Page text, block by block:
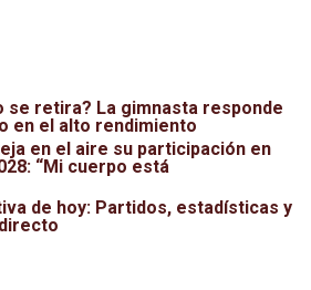
se retira? La gimnasta responde
en el alto rendimiento
en el aire su participación en
“Mi cuerpo está
de hoy: Partidos, estadísticas y